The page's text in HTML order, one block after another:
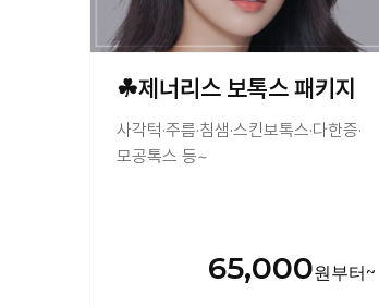
☘제너리스 보톡스 패키지
사각턱·주름·침샘·스킨보톡스·다한증·
모공톡스 등~
65,000